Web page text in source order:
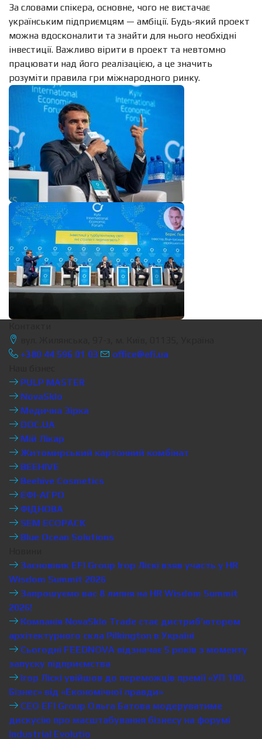
За словами спікера, основне, чого не вистачає
українським підприємцям — амбіції. Будь-який проект
можна вдосконалити та знайти для нього необхідні
інвестиції. Важливо вірити в проект та невтомно
працювати над його реалізацією, а це значить
розуміти правила гри міжнародного ринку.
+380 44 596 01 03
office@efi.ua
PULP MASTER
NovaSklo
Медична Зірка
DOC.UA
Мій Лікар
Житомирський картонний комбінат
BEEHIVE
Beehive Cosmetics
ЕФІ-АГРО
ФІДНОВА
SEM ECOPACK
Blue Ocean Solutions
Засновник EFI Group Ігор Ліскі взяв участь у HR
Wisdom Summit 2026
Запрошуємо вас 8 липня на HR Wisdom Summit
2026!
Компанія NovaSklo Trade стає дистриб’ютором
архітектурного скла Pilkington в Україні
Сьогодні FEEDNOVA відзначає 5 років з моменту
запуску підприємства
Ігор Ліскі увійшов до переможців премії «УП 100.
Бізнес» від «Економічної правди»
CEO EFI Group Ольга Батова модеруватиме
дискусію про масштабування бізнесу на форумі
Industrial Evolutio